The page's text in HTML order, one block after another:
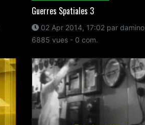
Guerres Spatiales 3
02 Apr 2014, 17:02 par damino
6885 vues - 0 com.